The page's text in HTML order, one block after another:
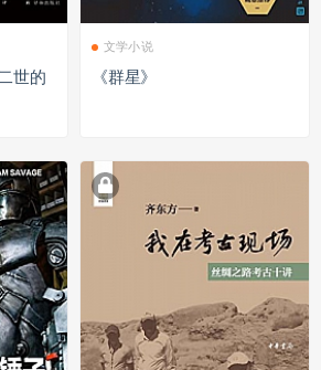
世的
文学小说
《群星》